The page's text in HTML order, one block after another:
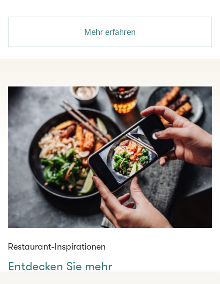
Mehr erfahren
Restaurant-Inspirationen
Entdecken Sie mehr